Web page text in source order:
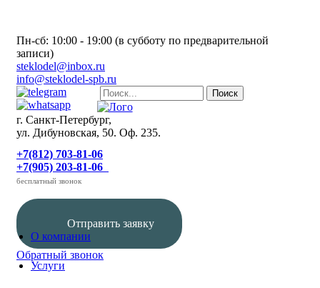
Пн-сб: 10:00 - 19:00 (в субботу по предварительной
записи)
steklodel@inbox.ru
info@steklodel-spb.ru
г. Санкт-Петербург,
ул. Дибуновская, 50. Оф. 235.
+7(812) 703-81-06
+7(905) 203-81-06
бесплатный звонок
Отправить заявку
Обратный звонок
О компании
Услуги